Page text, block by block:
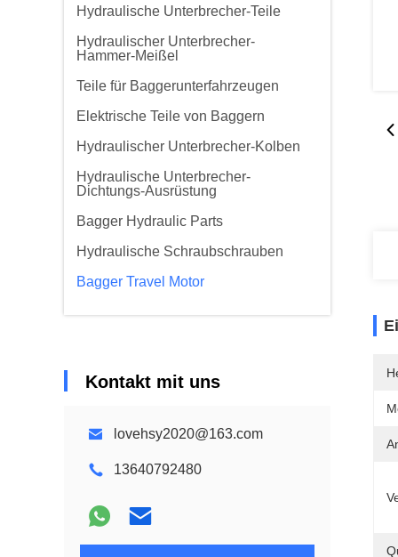
Hydraulische Unterbrecher-Teile
Hydraulischer Unterbrecher-
Hammer-Meißel
Teile für Baggerunterfahrzeugen
Elektrische Teile von Baggern
Hydraulischer Unterbrecher-Kolben
Hydraulische Unterbrecher-
Dichtungs-Ausrüstung
Bagger Hydraulic Parts
Hydraulische Schraubschrauben
Bagger Travel Motor
Kontakt mit uns
lovehsy2020@163.com
13640792480